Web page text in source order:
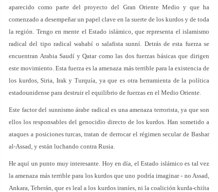
aparecido como parte del proyecto del Gran Oriente Medio y que ha
comenzado a desempeñar un papel clave en la suerte de los kurdos y de toda
la región. Tengo en mente el Estado islámico, que representa el islamismo
radical del tipo radical wahabí o salafista sunní. Detrás de esta fuerza se
encuentran Arabia Saudí y Qatar como las dos fuerzas básicas que dirigen
este movimiento. Esta fuerza es la amenaza más terrible para la existencia de
los kurdos, Siria, Irak y Turquía, ya que es otra herramienta de la política
estadounidense para destruir el equilibrio de fuerzas en el Medio Oriente.
Este factor del sunnismo árabe radical es una amenaza terrorista, ya que son
ellos los responsables del genocidio directo de los kurdos. Han sometido a
ataques a posiciones turcas, tratan de derrocar el régimen secular de Bashar
al-Assad, y están luchando contra Rusia.
He aquí un punto muy interesante. Hoy en día, el Estado islámico es tal vez
la amenaza más terrible para los kurdos que uno podría imaginar - no Assad,
Ankara, Teherán, que es leal a los kurdos iraníes, ni la coalición kurda-chiíta